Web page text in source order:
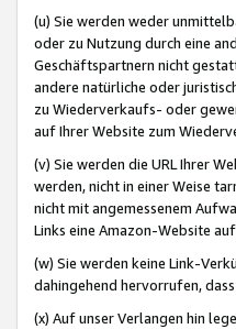
(u) Sie werden weder
oder zu Nutzung durch eine
Geschäftspartnern nicht
andere natürliche oder
zu Wiederverkaufs- oder
auf Ihrer Website zum
(v) Sie werden die URL Ihrer
werden, nicht in einer Weise
nicht mit angemessenem
Links eine Amazon-Website
(w) Sie werden keine Link-
dahingehend hervorrufen,
(x) Auf unser Verlangen hin